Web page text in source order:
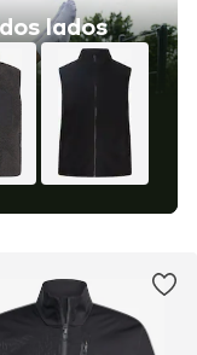
lados